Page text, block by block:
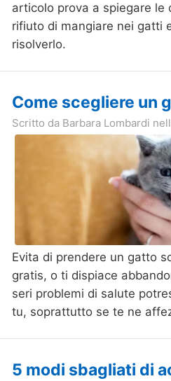
articolo prova a spiegare le
rifiuto di mangiare nei gatti
risolverlo.
Come scegliere un
Scritto da Barbara Lombardi
Evita di prendere un gatto
gratis, o ti dispiace
seri problemi di salute
tu, soprattutto se te ne
5 modi sbagliati di